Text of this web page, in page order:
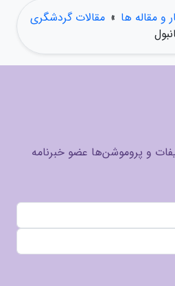
و مقاله ها » مقالات گردشگری
و پروموشن‌ها عضو خبرنامه